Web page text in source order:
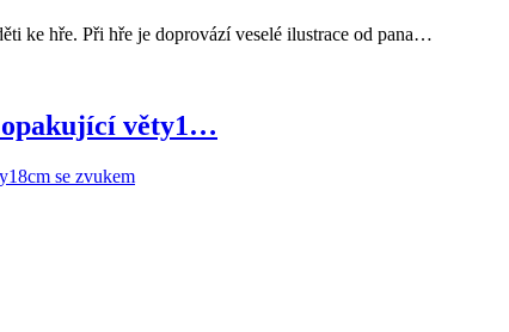
ke hře. Při hře je doprovází veselé ilustrace od pana…
opakující věty1…